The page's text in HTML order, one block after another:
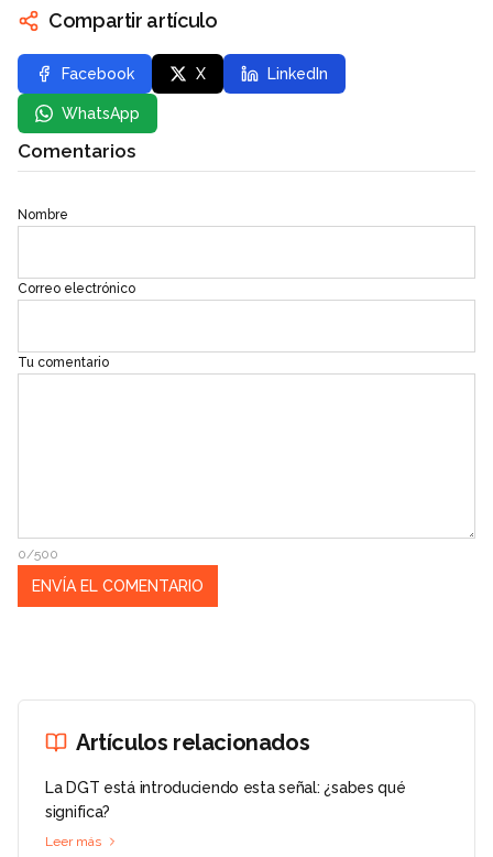
Compartir artículo
Facebook X LinkedIn
WhatsApp
Comentarios
Nombre
Correo electrónico
Tu comentario
0/500
Artículos relacionados
La DGT está introduciendo esta señal: ¿sabes qué
significa?
Leer más